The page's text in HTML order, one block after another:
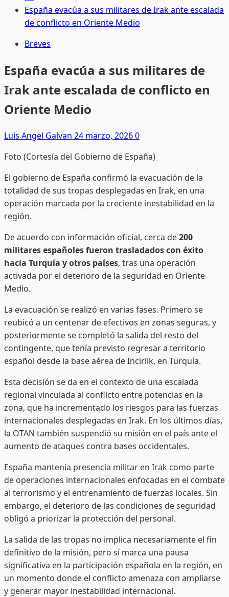
España evacúa a sus militares de Irak ante escalada
de conflicto en Oriente Medio
Breves
España evacúa a sus militares de
Irak ante escalada de conflicto en
Oriente Medio
Luis Angel Galvan 24 marzo, 20260
Foto (Cortesía del Gobierno de España)
El gobierno de España confirmó la evacuación de la
totalidad de sus tropas desplegadas en Irak, en una
operación marcada por la creciente inestabilidad en la
región.
De acuerdo con información oficial, cerca de200
militares españoles fueron trasladados con éxito
hacia Turquía y otros países, tras una operación
activada por el deterioro de la seguridad en Oriente
Medio.
La evacuación se realizó en varias fases. Primero se
reubicó a un centenar de efectivos en zonas seguras, y
posteriormente se completó la salida del resto del
contingente, que tenía previsto regresar a territorio
español desde la base aérea de Incirlik, en Turquía.
Esta decisión se da en el contexto de una escalada
regional vinculada al conflicto entre potencias en la
zona, que ha incrementado los riesgos para las fuerzas
internacionales desplegadas en Irak. En los últimos días,
la OTAN también suspendió su misión en el país ante el
aumento de ataques contra bases occidentales.
España mantenía presencia militar en Irak como parte
de operaciones internacionales enfocadas en el combate
al terrorismo y el entrenamiento de fuerzas locales. Sin
embargo, el deterioro de las condiciones de seguridad
obligó a priorizar la protección del personal.
La salida de las tropas no implica necesariamente el fin
definitivo de la misión, pero sí marca una pausa
significativa en la participación española en la región, en
un momento donde el conflicto amenaza con ampliarse
y generar mayor inestabilidad internacional.